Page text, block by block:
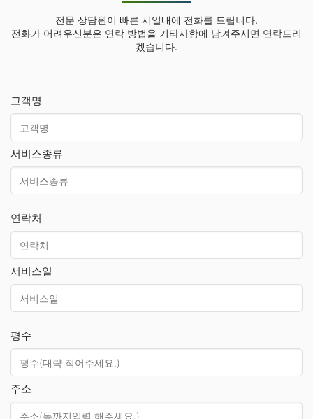
전문 상담원이 빠른 시일내에 전화를 드립니다.
전화가 어려우신분은 연락 방법을 기타사항에 남겨주시면 연락드리
겠습니다.
고객명
서비스종류
연락처
서비스일
평수
주소